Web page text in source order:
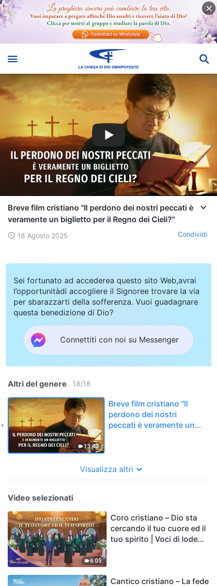
Breve film cristiano "Il perdono dei nostri peccati è
veramente un biglietto per il Regno dei Cieli?"
18 Agosto 2025 Condividi
Sei fortunato ad accederea questo sito Web,avrai
l’opportunitàdi accogliere il Signoree trovare la via
per sbarazzarti della sofferenza. Vuoi guadagnare
questa benedizione di Dio?
Connettiti con noi su Messenger
Altri del genere 18/18
13:43
Breve film cristiano "Il
perdono dei nostri
peccati è veramente un
Visualizza altri
Video selezionati
6:05
Coro cristiano – Dio sta
cercando il tuo cuore ed il
tuo spirito | Voci di lode
Cantico cristiano – La fede